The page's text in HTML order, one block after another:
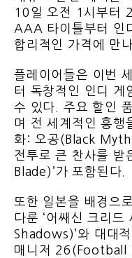
10일 오전 1시부터
AAA 타이틀부터 인
합리적인 가격에 만
플레이어들은 이번
터 독창적인 인디 게
수 있다. 주요 할인
며 전 세계적인 흥행
화: 오공(Black
전투로 큰 찬사를 받
Blade)’가 포함된
또한 일본을 배경으
다룬 ‘어쌔신 크리
Shadows)’와 대대
매니저 26(Football